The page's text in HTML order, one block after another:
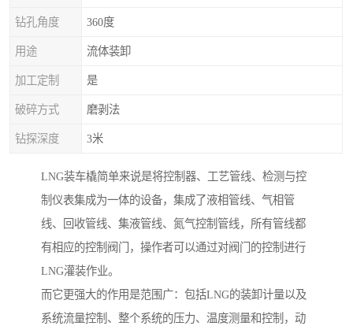
钻孔角度 360度
用途 流体装卸
加工定制 是
破碎方式 磨剥法
钻探深度 3米
LNG装车橇简单来说是将控制器、工艺管线、检测与控
制仪表集成为一体的设备，集成了液相管线、气相管
线、回收管线、集液管线、氮气控制管线，所有管线都
有相应的控制阀门，操作者可以通过对阀门的控制进行
LNG灌装作业。
而它更强大的作用是范围广：包括LNG的装卸计量以及
系统流量控制、整个系统的压力、温度测量和控制，动